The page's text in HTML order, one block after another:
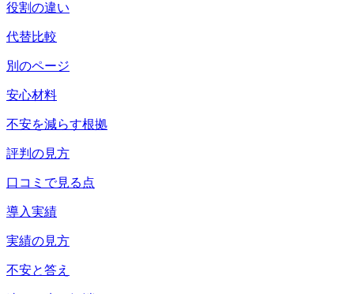
役割の違い
代替比較
別のページ
安心材料
不安を減らす根拠
評判の見方
口コミで見る点
導入実績
実績の見方
不安と答え